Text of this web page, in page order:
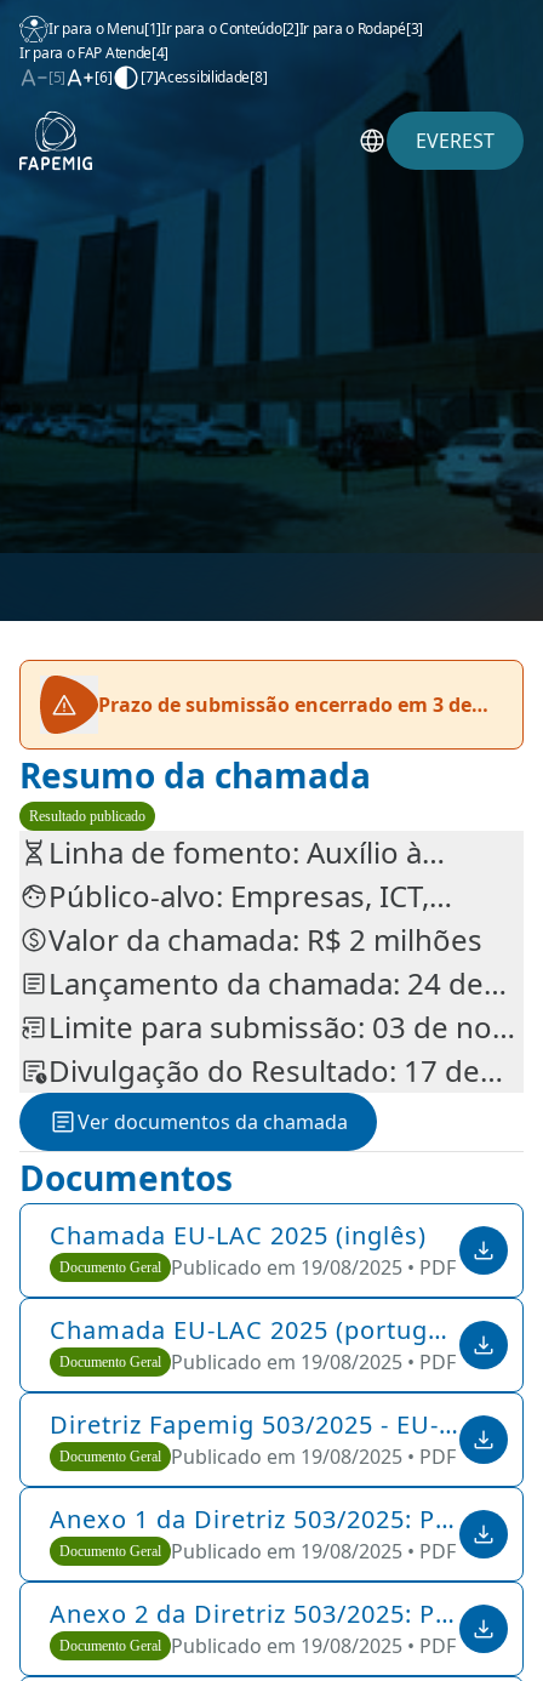
Ir para o Menu[1]Ir para o Conteúdo[2]Ir para o Rodapé[3]
Ir para o FAP Atende[4]
[5]
[6] [7]Acessibilidade[8]
EVEREST
Prazo de submissão encerrado em 3 de
Resumo da chamada
Resultado publicado
Linha de fomento: Auxílio à
Pesquisa
Público-alvo: Empresas, ICT,
Pesquisadores
Valor da chamada: R$ 2 milhões
Lançamento da chamada: 24 de
fev. de 2025
Limite para submissão: 03 de nov.
de 2025
Divulgação do Resultado: 17 de
dez. de 2025 (prev.)
Ver documentos da chamada
Documentos
Chamada EU-LAC 2025 (inglês)
Documento Geral Publicado em 19/08/2025 • PDF •345 KB
Chamada EU-LAC 2025 (português)
Documento Geral Publicado em 19/08/2025 • PDF •292 KB
Diretriz Fapemig 503/2025 - EU-LAC 2025
Documento Geral Publicado em 19/08/2025 • PDF •88 KB
Anexo 1 da Diretriz 503/2025: Plano de Trabalho dos Bolsistas
Documento Geral Publicado em 19/08/2025 • PDF •149 KB
Anexo 2 da Diretriz 503/2025: Portaria FAPEMIG Pre 40/2023 (Programa de Cooperação Internacional da FAPEMIG)
Documento Geral Publicado em 19/08/2025 • PDF •358 KB